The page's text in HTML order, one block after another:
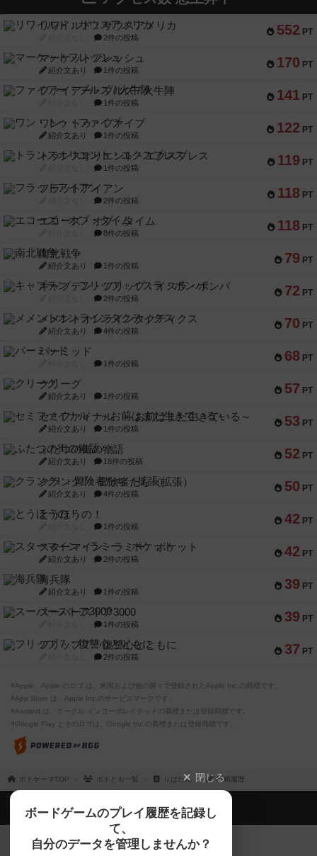
552 PT
リワイルド：サウスアメリカ
2件の投稿
170 PT
マーケットフレッシュ
紹介文あり 1件の投稿
141 PT
ファイアー・ブルズ / 火牛陣
1件の投稿
122 PT
ワン・トゥ・ファイブ
紹介文あり 1件の投稿
119 PT
トランスオリエント・エクスプレス
1件の投稿
118 PT
フラットアイアン
2件の投稿
118 PT
エコーズ・オブ・タイム
8件の投稿
79 PT
南北戦争
紹介文あり 1件の投稿
72 PT
キャプテン・フリップ：イスラ・ボンバ
2件の投稿
70 PT
メメントオンラインタクティクス
紹介文あり 4件の投稿
68 PT
パーミッド
1件の投稿
57 PT
クリーグ
紹介文あり 1件の投稿
53 PT
セミファイナル ～お前はまだ生きている～
紹介文あり 1件の投稿
52 PT
ふたつの街の物語
紹介文あり 18件の投稿
50 PT
クランク! ：冒険者たち（拡張）
紹介文あり 4件の投稿
42 PT
とうほうの！
1件の投稿
42 PT
スターマイン・ラミー ポケット
紹介文あり 2件の投稿
39 PT
海兵隊
紹介文あり 1件の投稿
39 PT
スーパーストア3000
1件の投稿
37 PT
フリップ７：復讐心とともに
2件の投稿
※Apple、Apple のロゴ は、米国および他の国々で登録されたApple Inc.の商標です。
※App Store は、Apple Inc.のサービスマークです。
※Android は、グーグル インコーポレイテッドの商標または登録商標です。
※Google Play とそのロゴは、Google Inc.の商標または登録商標です。
ボドゲーマTOP ボドとも一覧 りばたん 投稿履歴
閉じる
ボードゲームのプレイ履歴を記録し
て、
自分のデータを管理しませんか？
ボドゲーマTOP
ボードゲームを検索する